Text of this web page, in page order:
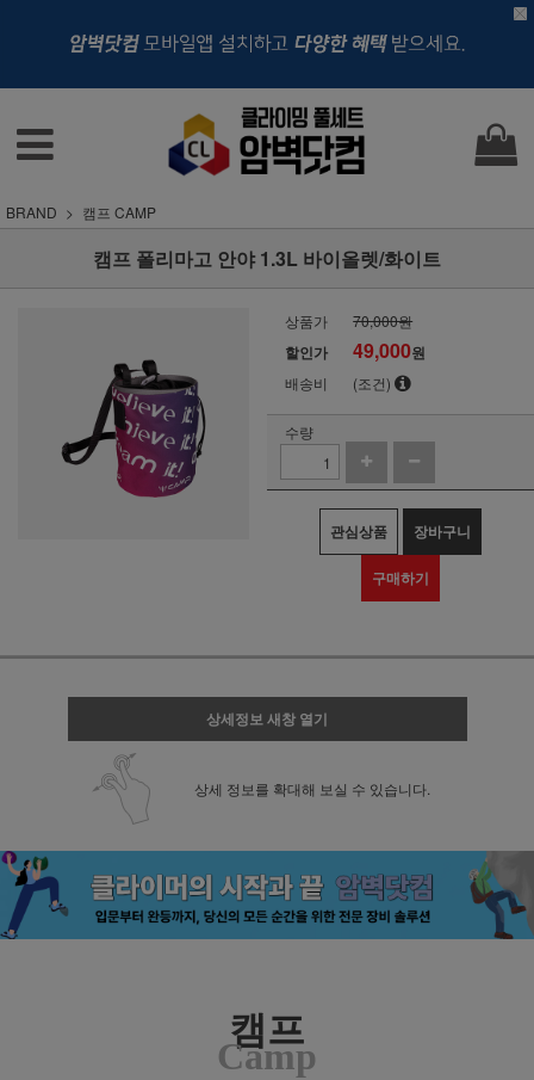
BRAND 캠프 CAMP
캠프 폴리마고 안야 1.3L 바이올렛/화이트
상품가 70,000원
할인가 49,000원
배송비 (조건)
수량
관심상품 장바구니
구매하기
상세정보 새창 열기
상세 정보를 확대해 보실 수 있습니다.
캠프
Camp